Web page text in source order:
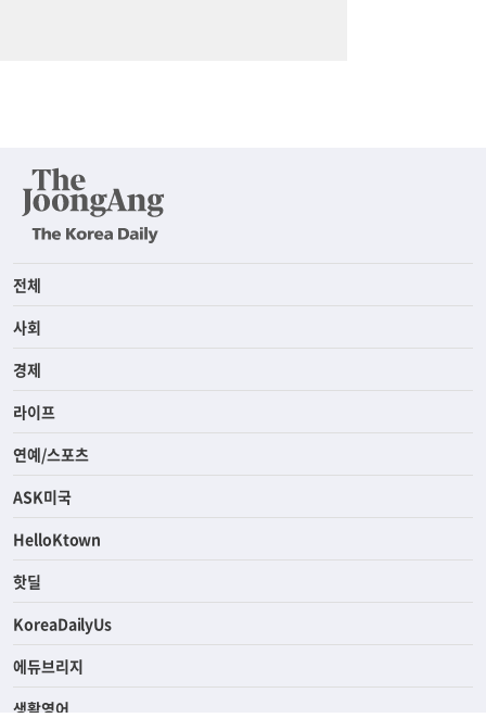
전체
사회
경제
라이프
연예/스포츠
ASK미국
HelloKtown
핫딜
KoreaDailyUs
에듀브리지
생활영어